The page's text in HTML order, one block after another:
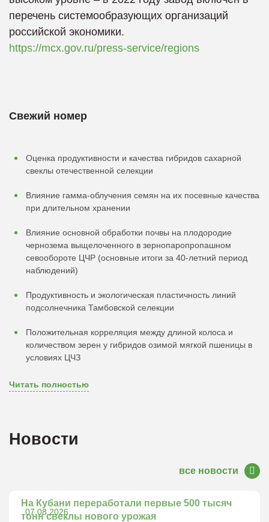
перечень системообразующих организаций
российской экономики.
https://mcx.gov.ru/press-service/regions
Свежий номер
Оценка продуктивности и качества гибридов сахарной
свеклы отечественной селекции
Влияние гамма-облучения семян на их посевные качества
при длительном хранении
Влияние основной обработки почвы на плодородие
чернозема выщелоченного в зернопаропропашном
севообороте ЦЧР (основные итоги за 40-летний период
наблюдений)
Продуктивность и экологическая пластичность линий
подсолнечника Тамбовской селекции
Положительная корреляция между длиной колоса и
количеством зерен у гибридов озимой мягкой пшеницы в
условиях ЦЧЗ
Читать полностью
Новости
все новости
07.08.2026
На Кубани переработали первые 500 тысяч
тонн свеклы нового урожая